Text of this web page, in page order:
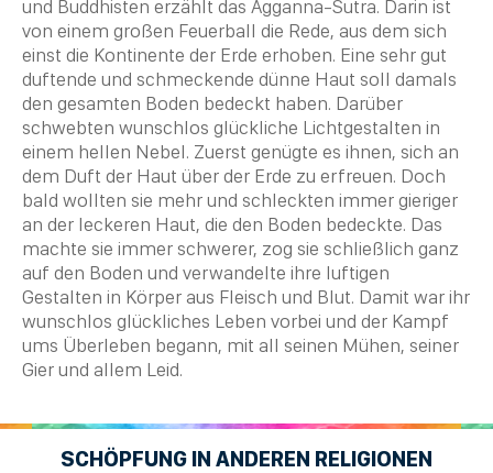
und Buddhisten erzählt das Agganna-Sutra. Darin ist
von einem großen Feuerball die Rede, aus dem sich
einst die Kontinente der Erde erhoben. Eine sehr gut
duftende und schmeckende dünne Haut soll damals
den gesamten Boden bedeckt haben. Darüber
schwebten wunschlos glückliche Lichtgestalten in
einem hellen Nebel. Zuerst genügte es ihnen, sich an
dem Duft der Haut über der Erde zu erfreuen. Doch
bald wollten sie mehr und schleckten immer gieriger
an der leckeren Haut, die den Boden bedeckte. Das
machte sie immer schwerer, zog sie schließlich ganz
auf den Boden und verwandelte ihre luftigen
Gestalten in Körper aus Fleisch und Blut. Damit war ihr
wunschlos glückliches Leben vorbei und der Kampf
ums Überleben begann, mit all seinen Mühen, seiner
Gier und allem Leid.
SCHÖPFUNG IN ANDEREN RELIGIONEN